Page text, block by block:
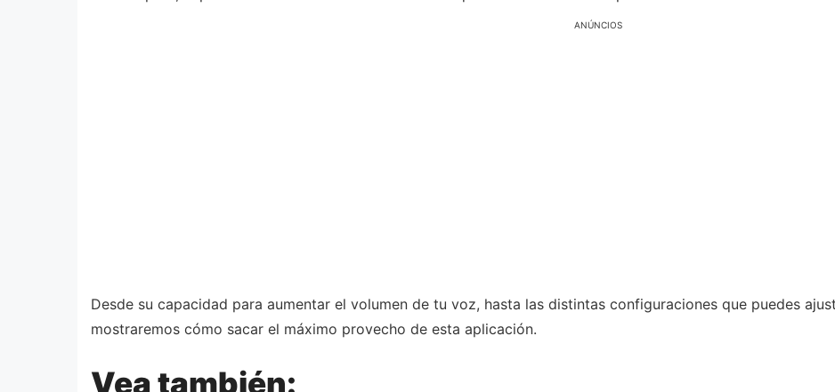
ANÚNCIOS
Desde su capacidad para aumentar el volumen de tu voz, hasta las distintas configuraciones que puedes
mostraremos cómo sacar el máximo provecho de esta aplicación.
Vea también: